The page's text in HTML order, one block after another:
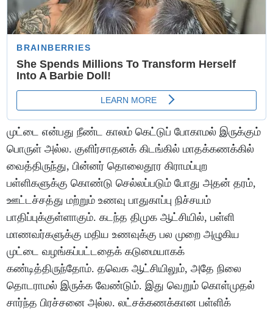
முட்டை என்பது நீண்ட காலம் கெட்டுப் போகாமல் இருக்கும்
பொருள் அல்ல. குளிர்சாதனக் கிடங்கில் மாதக்கணக்கில்
வைத்திருந்து, பின்னர் தொலைதூர கிராமப்புற
பள்ளிகளுக்கு கொண்டு செல்லப்படும் போது அதன் தரம்,
ஊட்டச்சத்து மற்றும் உணவு பாதுகாப்பு நிச்சயம்
பாதிப்புக்குள்ளாகும். கடந்த திமுக ஆட்சியில், பள்ளி
மாணவர்களுக்கு மதிய உணவுக்கு பல முறை அழுகிய
முட்டை வழங்கப்பட்டதைக் கடுமையாகக்
கண்டித்திருந்தோம். தவெக ஆட்சியிலும், அதே நிலை
தொடராமல் இருக்க வேண்டும். இது வெறும் கொள்முதல்
சார்ந்த பிரச்சனை அல்ல. லட்சக்கணக்கான பள்ளிக்